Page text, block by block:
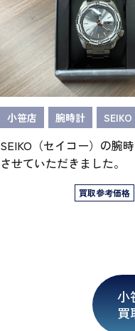
小笹店 腕時計 SEIKO
SEIKO（セイコー）の腕
させていただきました。
買取参考価格
小
買